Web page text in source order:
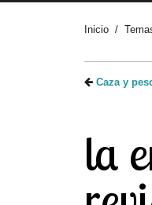
Inicio
Caza y
la